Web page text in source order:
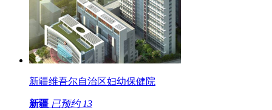
新疆维吾尔自治区妇幼保健院
新疆 已预约 13